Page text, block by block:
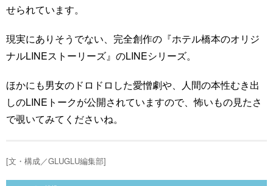
せられています。
現実にありそうでない、完全創作の『ホテル橋本のオリジ
ナルLINEストーリーズ』のLINEシリーズ。
ほかにも男女のドロドロした愛憎劇や、人間の本性むき出
しのLINEトークが公開されていますので、怖いもの見たさ
で覗いてみてくださいね。
[文・構成／GLUGLU編集部]